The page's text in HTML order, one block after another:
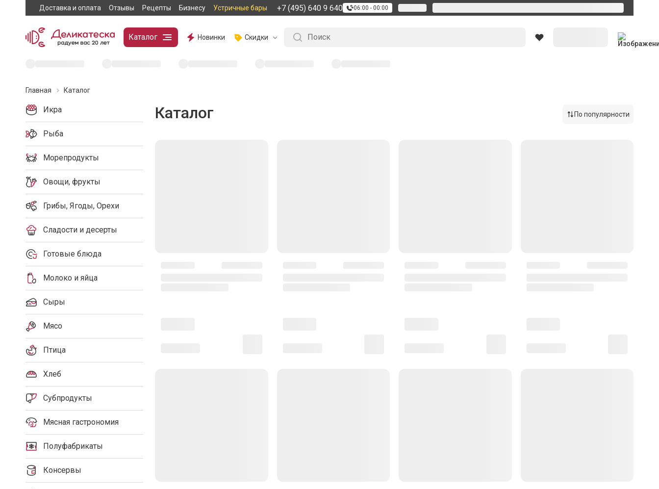
Доставка и оплата Отзывы Рецепты Бизнесу Устричные бары +7 (495) 640 9 640 06:00 - 00:00
Каталог Новинки Скидки
Главная Каталог
Икра
Рыба
Морепродукты
Овощи, фрукты
Грибы, Ягоды, Орехи
Сладости и десерты
Готовые блюда
Молоко и яйца
Сыры
Мясо
Птица
Хлеб
Субпродукты
Мясная гастрономия
Полуфабрикаты
Консервы
Каталог По популярности